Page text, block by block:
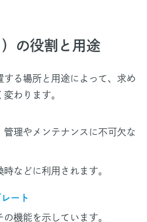
の役割と用途
る場所と用途によって、求め
わります。
理やメンテナンスに不可欠な
などに利用されます。
ート
機能を示しています。